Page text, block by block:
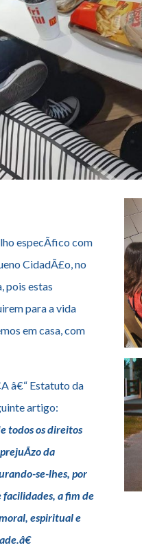
especÃ­fico com
CidadÃ£o, no
pois estas
para a vida
em casa, com
â€“ Estatuto da
artigo:
todos os direitos
da
se-lhes, por
facilidades, a fim de
espiritual e